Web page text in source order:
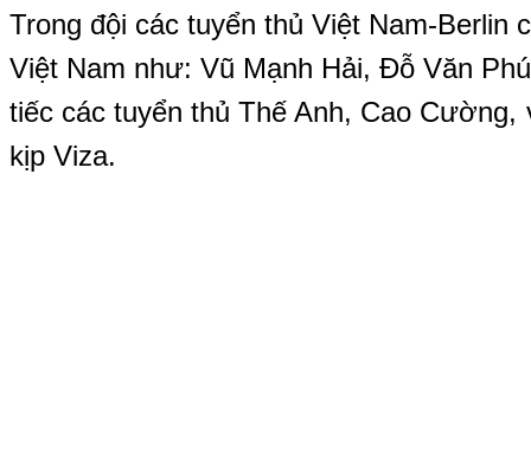
Trong đội các tuyển thủ Việt Nam-Berlin
Việt Nam như: Vũ Mạnh Hải, Đỗ Văn
tiếc các tuyển thủ Thế Anh, Cao Cường,
kịp Viza.